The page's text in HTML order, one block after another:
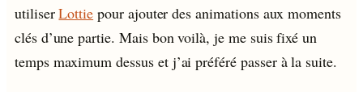
utiliserLottie pour ajouter des animations aux moments
clés d’une partie. Mais bon voilà, je me suis fixé un
temps maximum dessus et j’ai préféré passer à la suite.